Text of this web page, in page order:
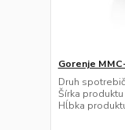
Gorenje
Druh
Šírka
Hĺbka